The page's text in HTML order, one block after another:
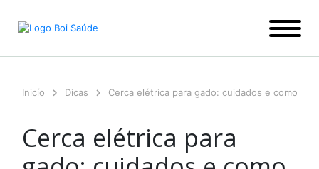
para
Inicío Dicas Cerca elétrica para gado: cuidados e como usar
Cerca elétrica para